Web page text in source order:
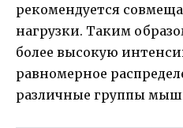
рекомендуется
нагрузки. Таким
более высокую
равномерное
различные группы